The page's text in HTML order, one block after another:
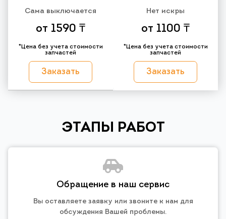
Сама выключается
от 1590 ₸
*Цена без учета стоимости
запчастей
Заказать
Нет искры
от 1100 ₸
*Цена без учета стоимости
запчастей
Заказать
ЭТАПЫ РАБОТ
Обращение в наш сервис
Вы оставляете заявку или звоните к нам для
обсуждения Вашей проблемы.